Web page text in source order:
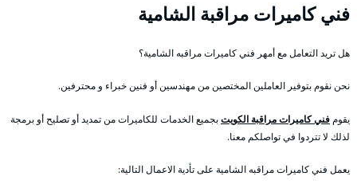
فني كاميرات مراقبة الشامية
هل تريد التعامل مع أمهر فني كاميرات مراقبه الشامية؟
نحن نقوم بتوفير العاملين المختصين من مهندسين أو فنين خبراء و محترفين.
يقوم فني كاميرات مراقبة الكويتبجميع الخدمات للكاميرات من تمديد أو تصليح أو برمجة
لذلك لا تتردوا في تواصلكم معنا.
يعمل فني كاميرات مراقبه الشامية على تأدية الاعمال التالية: